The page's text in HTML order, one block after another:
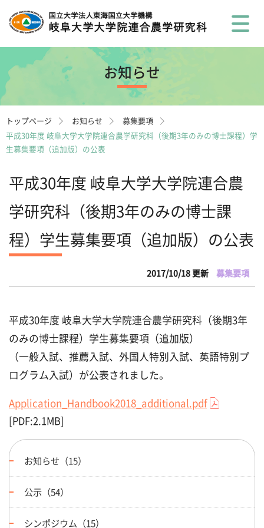
お知らせ
トップページ お知らせ
募集要項
平成30年度 岐阜大学大学院連合農学研究科（後期3年のみの博士課程）学
生募集要項（追加版）の公表
平成30年度 岐阜大学大学院連合農
学研究科（後期3年のみの博士課
程）学生募集要項（追加版）の公表
2017/10/18 更新 募集要項
平成30年度 岐阜大学大学院連合農学研究科（後期3年
のみの博士課程）学生募集要項（追加版）
（一般入試、推薦入試、外国人特別入試、英語特別プ
ログラム入試）が公表されました。
Application_Handbook2018_additional.pdf
[PDF:2.1MB]
お知らせ（15）
公示（54）
シンポジウム（15）